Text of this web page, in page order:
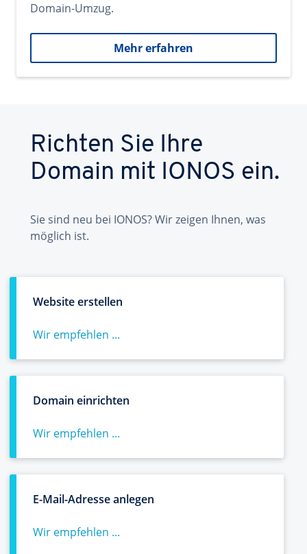
Domain-Umzug.
Mehr erfahren
Richten Sie Ihre
Domain mit IONOS ein.
Sie sind neu bei IONOS? Wir zeigen Ihnen, was
möglich ist.
Website erstellen
Wir empfehlen ...
Domain einrichten
Wir empfehlen ...
E-Mail-Adresse anlegen
Wir empfehlen ...